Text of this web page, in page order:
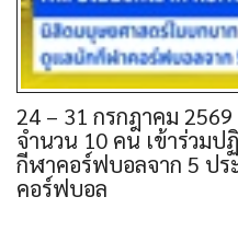
24 – 31 กรกฎาคม
จำนวน 10 คน เข้าร่วมป
กีฬาคอร์ฟบอลจาก 5 ปร
คอร์ฟบอล